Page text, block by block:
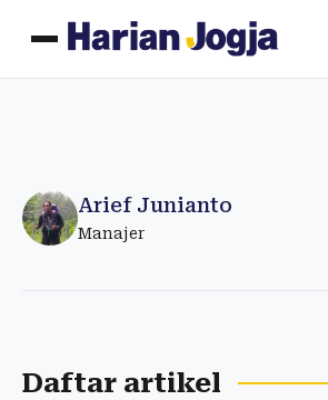
Arief Junianto
Manajer
Daftar artikel